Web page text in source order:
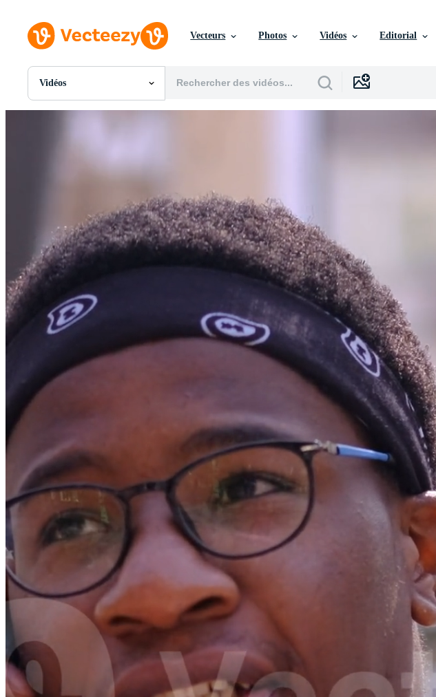
Vecteurs Photos Vidéos Editorial
Vidéos
Toutes Images
Motion graphics
Images Éditoriales
Événements Éditoriaux